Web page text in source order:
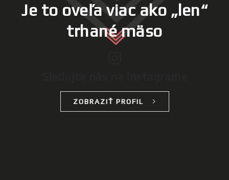
Je to oveľa viac ako „len“
trhané mäso
ZOBRAZIŤ PROFIL